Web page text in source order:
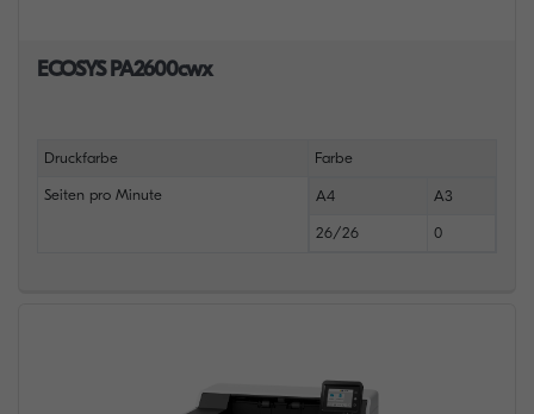
ECOSYS PA2600cwx
Druckfarbe Farbe
Seiten pro Minute A4 A3
26/26 0